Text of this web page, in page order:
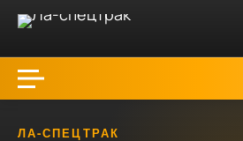
ЛА-СПЕЦТРАК